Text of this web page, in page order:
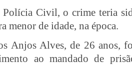
Polícia Civil, o crime teria
menor de idade, na época.
Anjos Alves, de 26 anos,
ao mandado de